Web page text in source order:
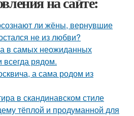
ли жёны, вернувшие
не из любви?
в самых неожиданных
всегда рядом.
а сама родом из
в скандинавском стиле
тёплой и продуманной для